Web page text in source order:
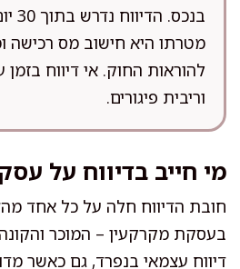
מטרתו היא חישוב מס
להוראות החוק. אי דיווח בזמן
וריבית פיגורים.
מי חייב בדיווח על
חובת הדיווח חלה על כל אחד
בעסקת מקרקעין – המוכר
דיווח עצמאי בנפרד, גם כאשר